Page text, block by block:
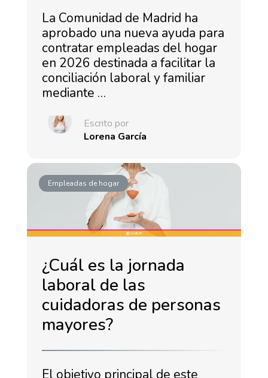
La Comunidad de Madrid ha
aprobado una nueva ayuda para
contratar empleadas del hogar
en 2026 destinada a facilitar la
conciliación laboral y familiar
mediante …
Escrito por
Lorena García
Empleadas de hogar
¿Cuál es la jornada
laboral de las
cuidadoras de personas
mayores?
El objetivo principal de este